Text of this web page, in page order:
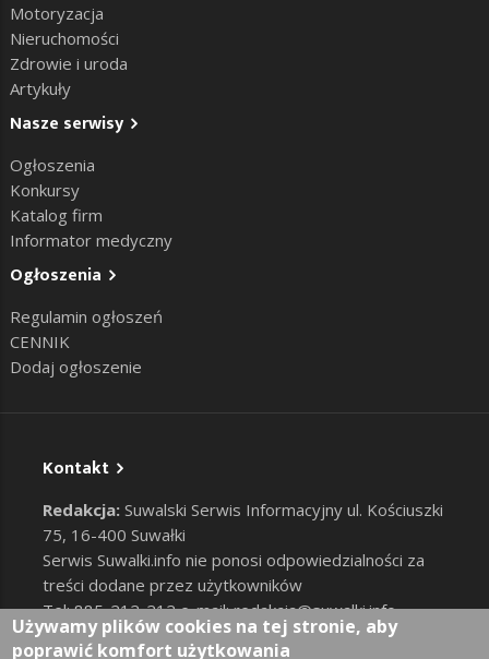
Motoryzacja
Nieruchomości
Zdrowie i uroda
Artykuły
Nasze serwisy
Ogłoszenia
Konkursy
Katalog firm
Informator medyczny
Ogłoszenia
Regulamin ogłoszeń
CENNIK
Dodaj ogłoszenie
Kontakt
Redakcja: Suwalski Serwis Informacyjny ul. Kościuszki
75, 16-400 Suwałki
Serwis Suwalki.info nie ponosi odpowiedzialności za
treści dodane przez użytkowników
Tel: 885-212-212 e-mail:redakcja@suwalki.info,
reklama@suwalki.info
Używamy plików cookies na tej stronie, aby
poprawić komfort użytkowania